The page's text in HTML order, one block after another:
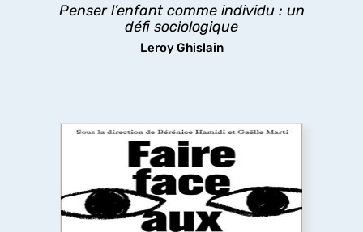
Penser l’enfant comme individu : un
défi sociologique
Leroy Ghislain
découvrir
Faire face aux violences sexistes et
sexuelles